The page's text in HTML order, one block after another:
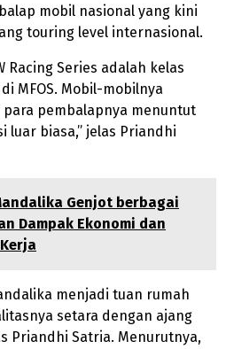
mobil nasional yang kini
touring level internasional.
Racing Series adalah kelas
MFOS. Mobil-mobilnya
pembalapnya menuntut
biasa,” jelas Priandhi
Genjot berbagai
Dampak Ekonomi dan
menjadi tuan rumah
setara dengan ajang
Priandhi Satria. Menurutnya,